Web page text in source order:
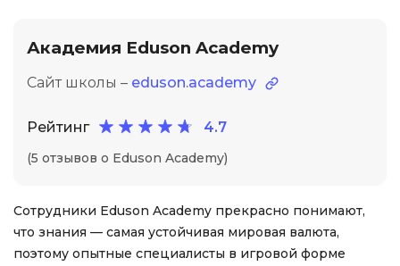
Академия Eduson Academy
Сайт школы – eduson.academy
Рейтинг 4.7
(5 отзывов о Eduson Academy)
Сотрудники Eduson Academy прекрасно понимают,
что знания — самая устойчивая мировая валюта,
поэтому опытные специалисты в игровой форме